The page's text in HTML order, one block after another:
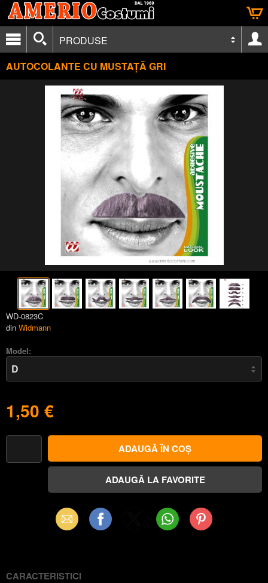
PRODUSE
AUTOCOLANTE CU MUSTAȚĂ GRI
WD-0823C
din Widmann
Model:
1,50 €
Email Facebook WhatsAppPinterest
CARACTERISTICI